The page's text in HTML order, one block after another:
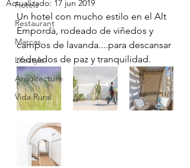
Hotels
Restaurant
Marcas
Lifestyle
Arquitecture
Vida Rural
Actualizado: 17 jun 2019
Un hotel con mucho estilo en el Alt
Empordà, rodeado de viñedos y
campos de lavanda....para descansar
rodeados de paz y tranquilidad.